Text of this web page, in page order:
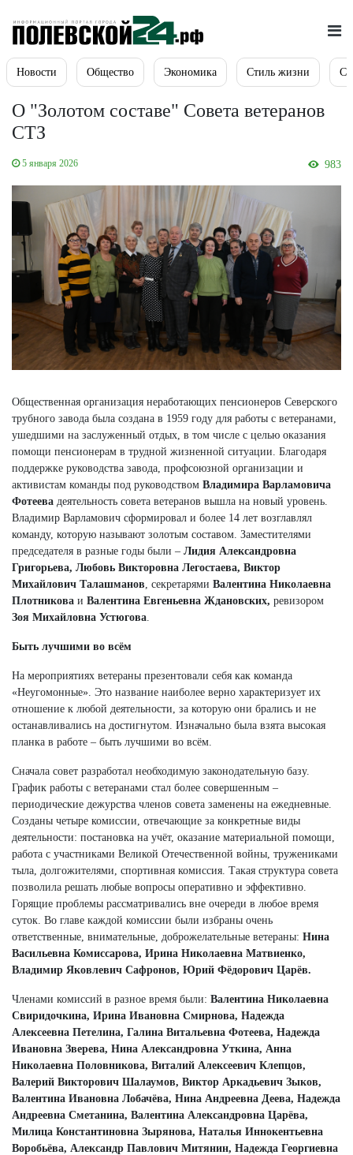
Новости Общество Экономика Стиль жизни
О "Золотом составе" Совета ветеранов
СТЗ
5 января 2026 983
Общественная организация неработающих пенсионеров Северского
трубного завода была создана в 1959 году для работы с ветеранами,
ушедшими на заслуженный отдых, в том числе с целью оказания
помощи пенсионерам в трудной жизненной ситуации. Благодаря
поддержке руководства завода, профсоюзной организации и
активистам команды под руководством Владимира Варламовича
Фотеева деятельность совета ветеранов вышла на новый уровень.
Владимир Варламович сформировал и более 14 лет возглавлял
команду, которую называют золотым составом. Заместителями
председателя в разные годы были – Лидия Александровна
Григорьева, Любовь Викторовна Легостаева, Виктор
Михайлович Талашманов , секретарями Валентина Николаевна
Плотникова и Валентина Евгеньевна Ждановских, ревизором
Зоя Михайловна Устюгова
Быть лучшими во всём
На мероприятиях ветераны презентовали себя как команда
«Неугомонные». Это название наиболее верно характеризует их
отношение к любой деятельности, за которую они брались и не
останавливались на достигнутом. Изначально была взята высокая
планка в работе – быть лучшими во всём.
Сначала совет разработал необходимую законодательную базу.
График работы с ветеранами стал более совершенным –
периодические дежурства членов совета заменены на ежедневные.
Созданы четыре комиссии, отвечающие за конкретные виды
деятельности: постановка на учёт, оказание материальной помощи,
работа с участниками Великой Отечественной войны, тружениками
тыла, долгожителями, спортивная комиссия. Такая структура совета
позволила решать любые вопросы оперативно и эффективно.
Горящие проблемы рассматривались вне очереди в любое время
суток. Во главе каждой комиссии были избраны очень
ответственные, внимательные, доброжелательные ветераны: Нина
Васильевна Комиссарова, Ирина Николаевна Матвиенко,
Владимир Яковлевич Сафронов, Юрий Фёдорович Царёв.
Членами комиссий в разное время были: Валентина Николаевна
Свиридочкина, Ирина Ивановна Смирнова, Надежда
Алексеевна Петелина, Галина Витальевна Фотеева, Надежда
Ивановна Зверева, Нина Александровна Уткина, Анна
Николаевна Половникова, Виталий Алексеевич Клепцов,
Валерий Викторович Шалаумов, Виктор Аркадьевич Зыков,
Валентина Ивановна Лобачёва, Нина Андреевна Деева, Надежда
Андреевна Сметанина, Валентина Александровна Царёва,
Милица Константиновна Зырянова, Наталья Иннокентьевна
Воробьёва, Александр Павлович Митянин, Надежда Георгиевна